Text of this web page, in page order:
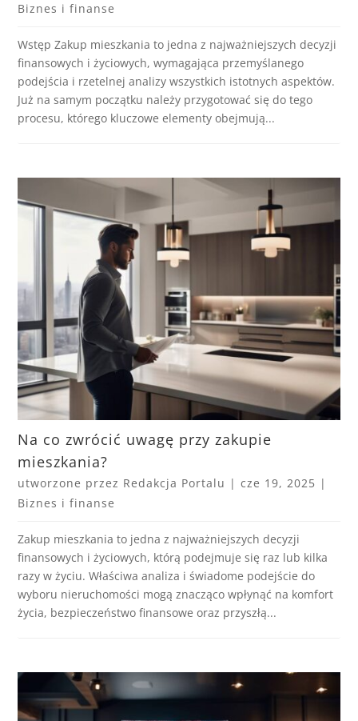
Biznes i finanse
Wstęp Zakup mieszkania to jedna z najważniejszych decyzji
finansowych i życiowych, wymagająca przemyślanego
podejścia i rzetelnej analizy wszystkich istotnych aspektów.
Już na samym początku należy przygotować się do tego
procesu, którego kluczowe elementy obejmują...
Na co zwrócić uwagę przy zakupie
mieszkania?
utworzone przez Redakcja Portalu |cze 19, 2025 |
Biznes i finanse
Zakup mieszkania to jedna z najważniejszych decyzji
finansowych i życiowych, którą podejmuje się raz lub kilka
razy w życiu. Właściwa analiza i świadome podejście do
wyboru nieruchomości mogą znacząco wpłynąć na komfort
życia, bezpieczeństwo finansowe oraz przyszłą...